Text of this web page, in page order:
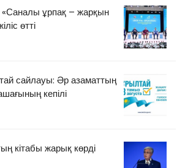
ұрпақ – жарқын
өтті
сайлауы: Әр азаматтың
кепілі
кітабы жарық көрді